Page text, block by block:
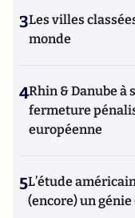
3Les villes
monde
4Rhin & Danube à
fermeture
européenne
5L’étude
(encore) un